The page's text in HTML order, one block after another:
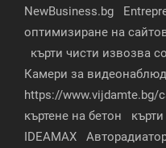
NewBusiness.bg
оптимизиране на
кърти чисти извозва
Камери за
https://www.vijdamte.bg/
къртене на бетон
IDEAMAX